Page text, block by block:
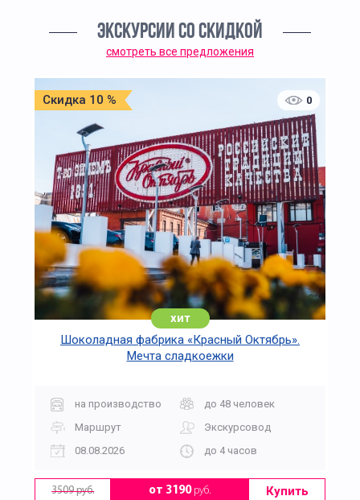
ЭКСКУРСИИ СО СКИДКОЙ
смотреть все предложения
Скидка 10 % 0
хит
Шоколадная фабрика «Красный Октябрь».
Мечта сладкоежки
на производство
до 48 человек
Маршрут
Экскурсовод
08.08.2026
до 4 часов
3509 руб. от 3190руб. Купить